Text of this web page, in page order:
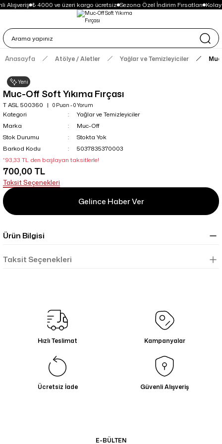
Alışveriş ₺ 4000 ve üzeri kargo ücretsiz Sezona Özel İndirim Fırsatları
Anasayfa Atölye / Aletler Yağlar ve Temizleyiciler
Yeni
Muc-Off Soft Yıkıma Fırçası
T ASL 500360 0 Puan - 0 Yorum
Kategori
Yağlar ve Temizleyiciler
Marka
Muc-Off
Stok Durumu
Stokta Yok
Barkod Kodu
5037835370003
*93,33 TL den başlayan taksitlerle!
700,00 TL
Taksit Seçenekleri
Gelince Haber Ver
Ürün Bilgisi
Taksit Seçenekleri
Hızlı Teslimat Kampanyalar
Ücretsiz İade Güvenli Alışveriş
E-BÜLTEN